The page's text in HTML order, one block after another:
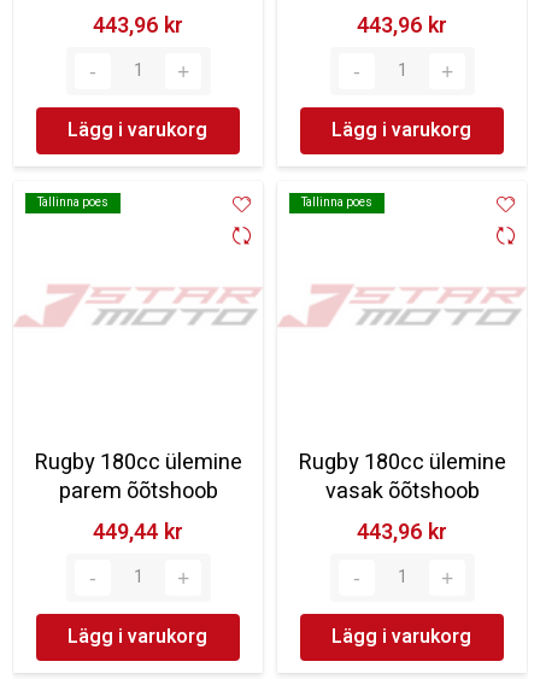
443,96 kr‎
Lägg i varukorg
443,96 kr‎
Lägg i varukorg
Tallinna poes
Tallinna poes
Rugby 180cc ülemine
parem õõtshoob
449,44 kr‎
Lägg i varukorg
Tallinna poes
Tallinna poes
Rugby 180cc ülemine
vasak õõtshoob
443,96 kr‎
Lägg i varukorg